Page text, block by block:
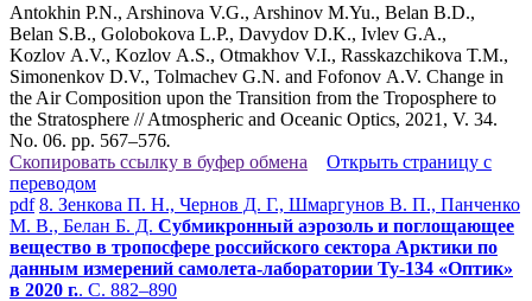
Antokhin P.N., Arshinova V.G., Arshinov M.Yu., Belan B.D.,
Belan S.B., Golobokova L.P., Davydov D.K., Ivlev G.A.,
Kozlov A.V., Kozlov A.S., Otmakhov V.I., Rasskazchikova T.M.,
Simonenkov D.V., Tolmachev G.N. and Fofonov A.V. Change in
the Air Composition upon the Transition from the Troposphere to
the Stratosphere // Atmospheric and Oceanic Optics, 2021, V. 34.
No. 06. pp. 567–576.
Скопировать ссылку в буфер обмена
Открыть страницу с
переводом
pdf 8. Зенкова П. Н., Чернов Д. Г., Шмаргунов В. П., Панченко
М. В., Белан Б. Д. Субмикронный аэрозоль и поглощающее
вещество в тропосфере российского сектора Арктики по
данным измерений самолета-лаборатории Ту-134 «Оптик»
в 2020 г.. С. 882–890